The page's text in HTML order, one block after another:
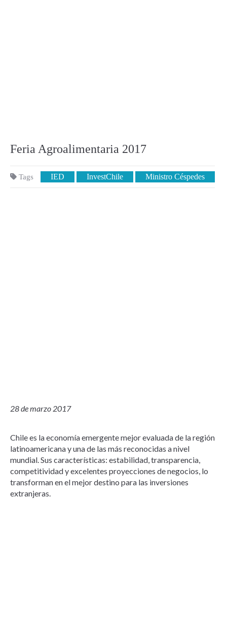
Feria Agroalimentaria 2017
Tags IED InvestChile Ministro Céspedes
28 de marzo 2017
Chile es la economía emergente mejor evaluada de la región
latinoamericana y una de las más reconocidas a nivel
mundial. Sus características: estabilidad, transparencia,
competitividad y excelentes proyecciones de negocios, lo
transforman en el mejor destino para las inversiones
extranjeras.